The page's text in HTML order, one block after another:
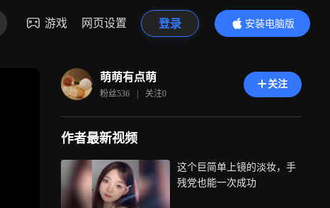
游戏 网页设置 登录
安装电脑版
内容更精彩
萌萌有点萌
粉丝536 | 关注0
关注
作者最新视频
这个巨简单上镜的淡妆，手
残党也能一次成功